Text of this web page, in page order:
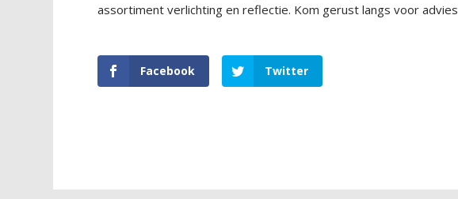
assortiment verlichting en reflectie. Kom gerust langs voor advies
Facebook Twitter